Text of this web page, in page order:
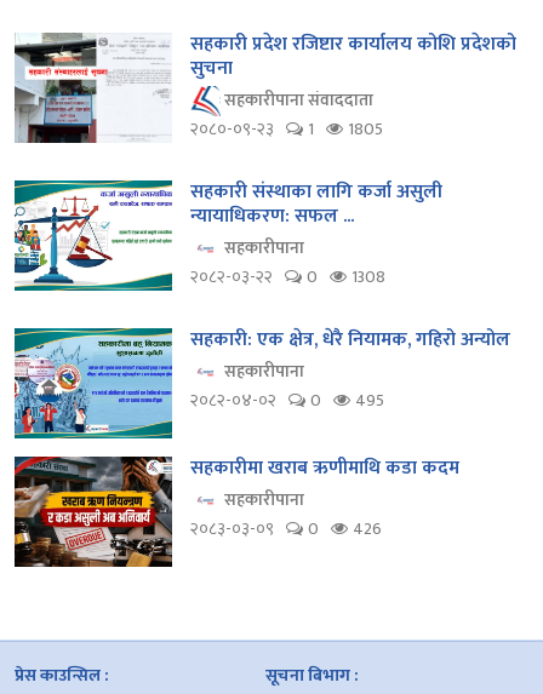
सहकारी प्रदेश रजिष्टार कार्यालय कोशि प्रदेशको
सुचना
सहकारीपाना संवाददाता
२०८०-०९-२३
1 1805
सहकारी संस्थाका लागि कर्जा असुली
न्यायाधिकरण: सफल ...
सहकारीपाना
२०८२-०३-२२
0 1308
सहकारी: एक क्षेत्र, धेरै नियामक, गहिरो अन्योल
सहकारीपाना
२०८२-०४-०२
0 495
सहकारीमा खराब ऋणीमाथि कडा कदम
सहकारीपाना
२०८३-०३-०९
0 426
प्रेस काउन्सिल : सूचना बिभाग :